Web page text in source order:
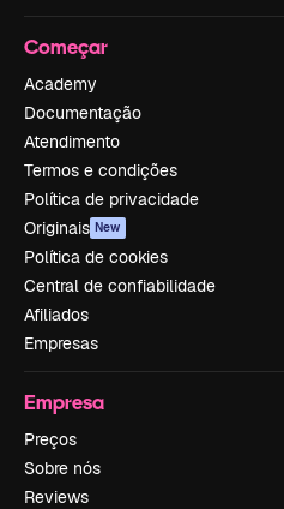
Começar
Academy
Documentação
Atendimento
Termos e condições
Política de privacidade
Originais New
Política de cookies
Central de confiabilidade
Afiliados
Empresas
Empresa
Preços
Sobre nós
Reviews